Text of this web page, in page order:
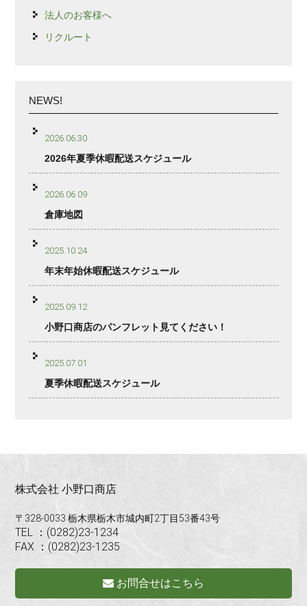
法人のお客様へ
リクルート
NEWS!
2026.06.30
2026年夏季休暇配送スケジュール
2026.06.09
倉庫地図
2025.10.24
年末年始休暇配送スケジュール
2025.09.12
小野口商店のパンフレット見てください！
2025.07.01
夏季休暇配送スケジュール
株式会社 小野口商店
〒328-0033 栃木県栃木市城内町2丁目53番43号
TEL ：(0282)23-1234
FAX ：(0282)23-1235
お問合せはこちら